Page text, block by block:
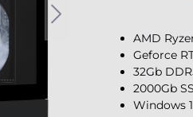
AMD
Geforce
32Gb
2000Gb
Windows